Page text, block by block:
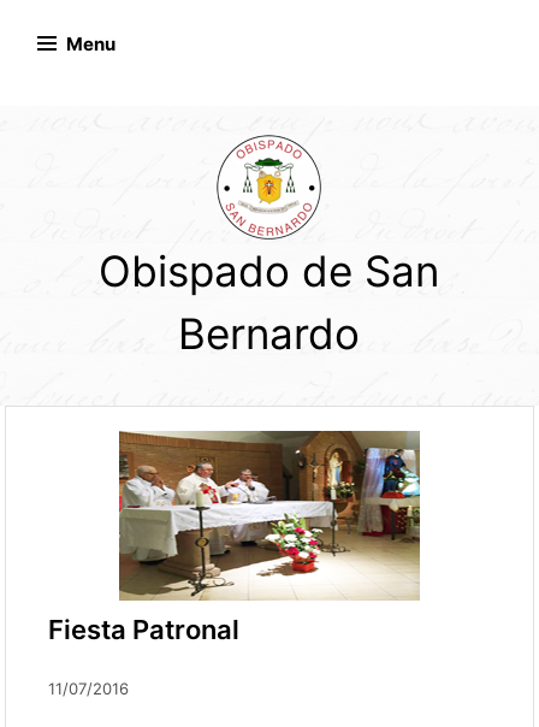
Menu
Obispado de San
Bernardo
Fiesta Patronal
11/07/2016